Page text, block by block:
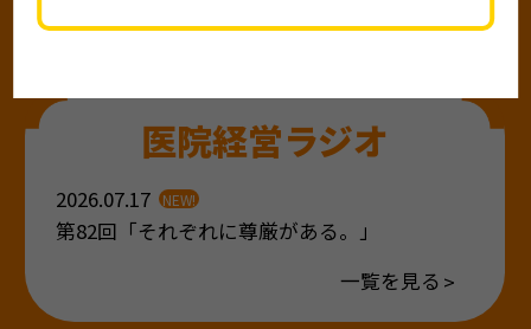
医院経営ラジオ
2026.07.17
第82回「それぞれに尊厳がある。」
一覧を見る